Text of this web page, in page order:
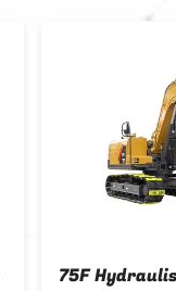
75F